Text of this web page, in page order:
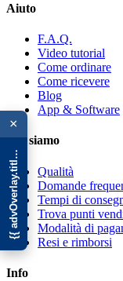
×
{{ advOverlay.title || 'Promo' }}
Aiuto
F.A.Q.
Video tutorial
Come ordinare
Come ricevere
Blog
App & Software
Chi siamo
Qualità
Domande
Tempi di
Trova punti
Modalità di
Resi e rimborsi
Info